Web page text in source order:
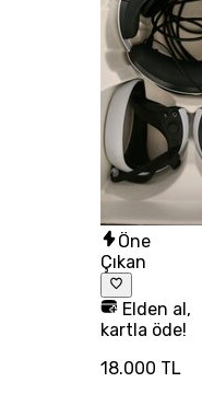
Öne
Çıkan
Elden al,
kartla öde!
18.000 TL